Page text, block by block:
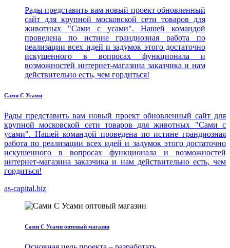
Рады представить вам новый проект обновленный
сайт для крупной московской сети товаров для
животных "Сами с усами". Нашей командой
проведена по истине грандиозная работа по
реализации всех идей и задумок этого достаточно
искушенного в вопросах функционала и
возможностей интернет-магазина заказчика и нам
действительно есть, чем гордиться!
Сами С Усами
Рады представить вам новый проект обновленный сайт для
крупной московской сети товаров для животных "Сами с
усами". Нашей командой проведена по истине грандиозная
работа по реализации всех идей и задумок этого достаточно
искушенного в вопросах функционала и возможностей
интернет-магазина заказчика и нам действительно есть, чем
гордиться!
as-capital.biz
Сами С Усами оптовый магазин